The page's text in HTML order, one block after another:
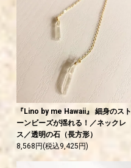
『Lino by me Hawaii』 細身のスト
ーンビーズが揺れる！／ネックレ
ス／透明の石（長方形）
8,568円(税込9,425円)